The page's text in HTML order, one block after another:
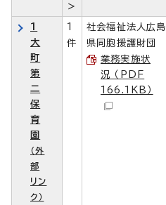
＞
1
大
町
第
二
保
育
園
（外
部
リン
ク）
1
件
社会福祉法人広島
県同胞援護財団
業務実施状
況 （PDF
166.1KB）